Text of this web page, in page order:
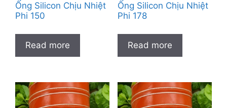
Ống Silicon Chịu Nhiệt
Phi 150
Read more
Ống Silicon Chịu Nhiệt
Phi 178
Read more